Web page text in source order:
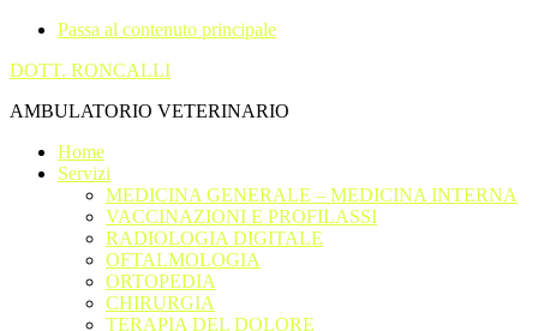
Passa al contenuto principale
DOTT. RONCALLI
AMBULATORIO VETERINARIO
Home
Servizi
MEDICINA GENERALE – MEDICINA INTERNA
VACCINAZIONI E PROFILASSI
RADIOLOGIA DIGITALE
OFTALMOLOGIA
ORTOPEDIA
CHIRURGIA
TERAPIA DEL DOLORE